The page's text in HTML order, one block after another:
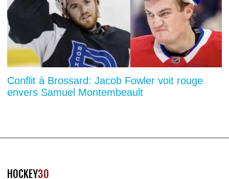
Conflit à Brossard: Jacob Fowler voit rouge
envers Samuel Montembeault
HOCKEY30